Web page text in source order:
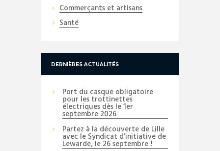
Commerçants et artisans
Santé
DERNIÈRES ACTUALITÉS
Port du casque obligatoire
pour les trottinettes
électriques dès le 1er
septembre 2026
Partez à la découverte de Lille
avec le Syndicat d’initiative de
Lewarde, le 26 septembre !